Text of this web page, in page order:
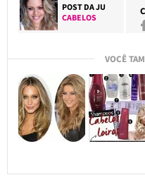
POST DAJU
CABELOS
VOCÊ